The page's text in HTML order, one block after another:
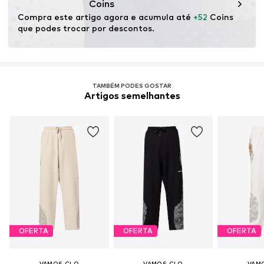
Coins
Compra este artigo agora e acumula até +52 Coins
que podes trocar por descontos.
TAMBÉM PODES GOSTAR
Artigos semelhantes
OFERTA OFERTA OFERTA